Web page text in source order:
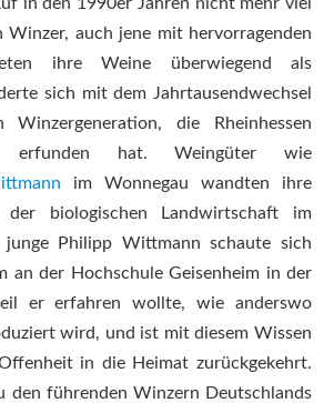
Winzer, auch jene mit hervorragenden
ihre Weine überwiegend als
sich mit dem Jahrtausendwechsel
die Rheinhessen
erfunden hat. Weingüter wie
im Wonnegau wandten ihre
der biologischen Landwirtschaft im
Philipp Wittmann schaute sich
an der Hochschule Geisenheim in der
er erfahren wollte, wie anderswo
wird, und ist mit diesem Wissen
in die Heimat zurückgekehrt.
den führenden Winzern Deutschlands